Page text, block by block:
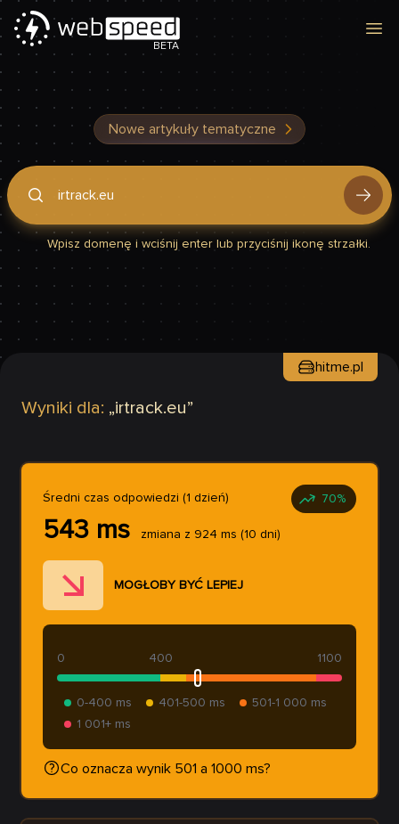
BETA
Nowe artykuły tematyczne
Podaj domenę, by sprawdzić, czy Twoja strona jest szybka
Wpisz domenę i wciśnij enter lub przyciśnij ikonę strzałki.
Wyniki dla: „irtrack.eu”
hitme.pl
Średni czas odpowiedzi (1 dzień) 70%
543 ms zmiana z 924 ms (10 dni)
MOGŁOBY BYĆ LEPIEJ
400
0 1100
0-400 ms 401-500 ms
501-1 000 ms
1 001+ ms
Co oznacza wynik 501 a 1000 ms?